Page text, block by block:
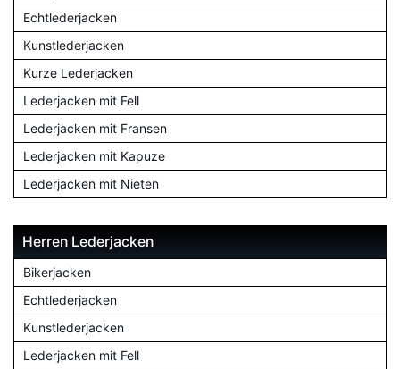
Echtlederjacken
Kunstlederjacken
Kurze Lederjacken
Lederjacken mit Fell
Lederjacken mit Fransen
Lederjacken mit Kapuze
Lederjacken mit Nieten
Herren Lederjacken
Bikerjacken
Echtlederjacken
Kunstlederjacken
Lederjacken mit Fell